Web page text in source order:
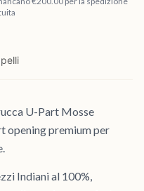
U-Part Mosse
opening premium per
Indiani al 100%,